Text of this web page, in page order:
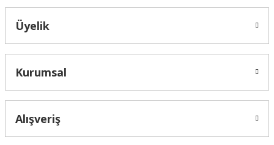
Üyelik
Kurumsal
Alışveriş